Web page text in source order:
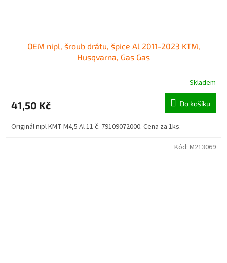
OEM nipl, šroub drátu, špice Al 2011-2023 KTM,
Husqvarna, Gas Gas
Skladem
41,50 Kč Do košíku
Originál nipl KMT M4,5 Al 11 č. 79109072000. Cena za 1ks.
Kód: M213069